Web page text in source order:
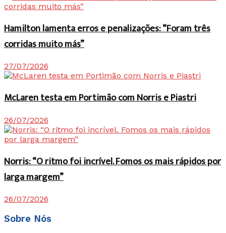
Hamilton lamenta erros e penalizações: “Foram três
corridas muito más”
27/07/2026
McLaren testa em Portimão com Norris e Piastri
26/07/2026
Norris: “O ritmo foi incrível. Fomos os mais rápidos por
larga margem”
26/07/2026
Sobre Nós